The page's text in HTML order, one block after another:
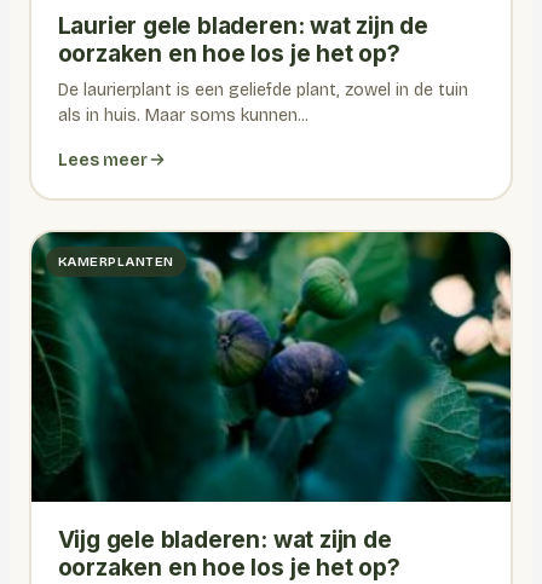
Laurier gele bladeren: wat zijn de
oorzaken en hoe los je het op?
De laurierplant is een geliefde plant, zowel in de tuin
als in huis. Maar soms kunnen...
Lees meer
KAMERPLANTEN
Vijg gele bladeren: wat zijn de
oorzaken en hoe los je het op?